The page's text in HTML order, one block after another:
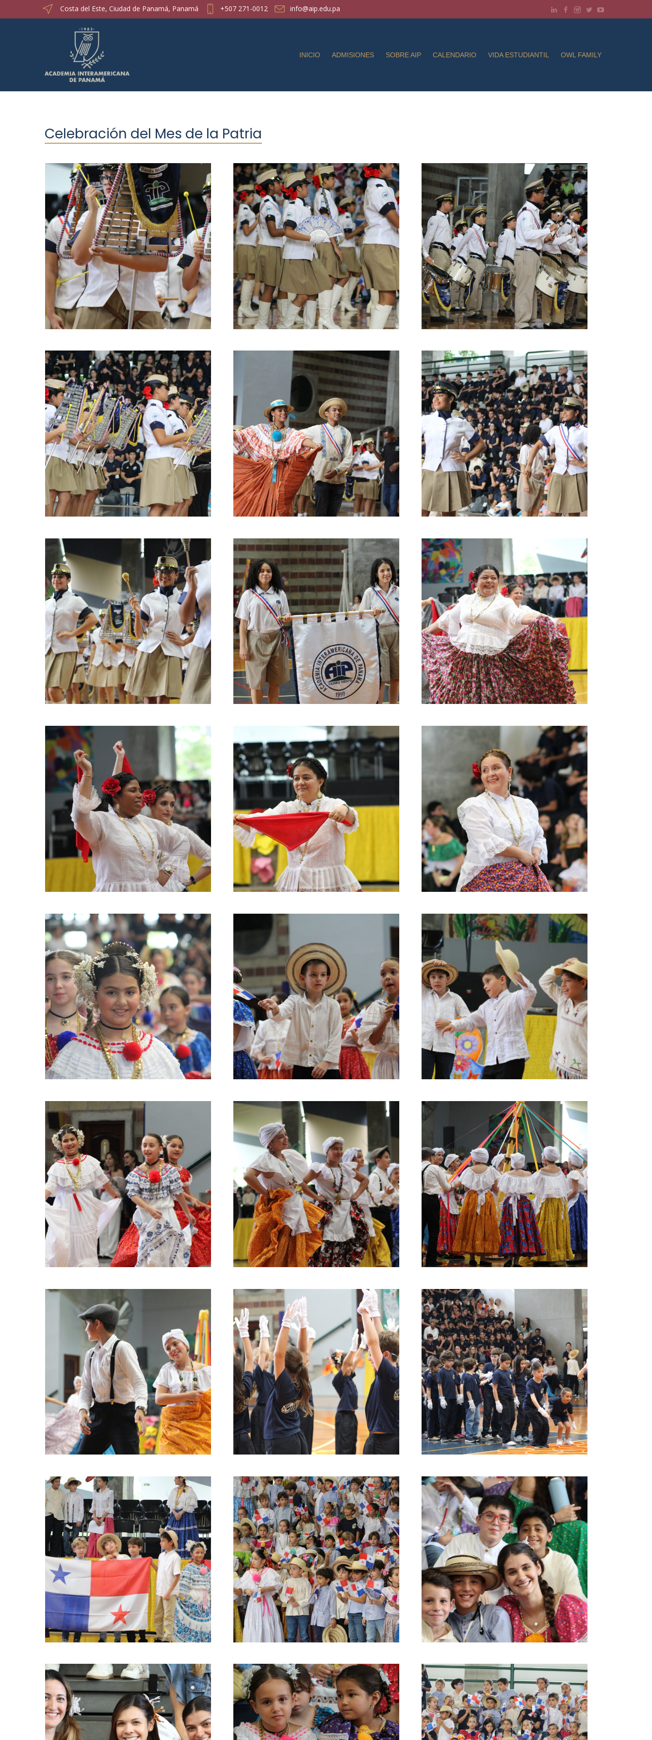
Costa del Este, Ciudad de Panamá, Panamá +507 271-0012 info@aip.edu.pa
INICIO ADMISIONES SOBRE AIP CALENDARIO VIDA ESTUDIANTIL OWL FAMILY
Celebración del Mes de la Patria